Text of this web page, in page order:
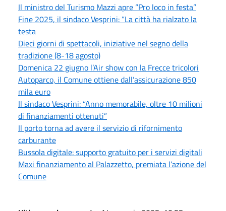
Il ministro del Turismo Mazzi apre “Pro loco in festa”
Fine 2025, il sindaco Vesprini: “La città ha rialzato la
testa
Dieci giorni di spettacoli, iniziative nel segno della
tradizione (8-18 agosto)
Domenica 22 giugno l’Air show con la Frecce tricolori
Autoparco, il Comune ottiene dall’assicurazione 850
mila euro
Il sindaco Vesprini: “Anno memorabile, oltre 10 milioni
di finanziamenti ottenuti”
Il porto torna ad avere il servizio di rifornimento
carburante
Bussola digitale: supporto gratuito per i servizi digitali
Maxi finanziamento al Palazzetto, premiata l’azione del
Comune